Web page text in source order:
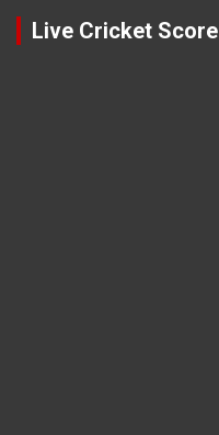
Live Cricket Score